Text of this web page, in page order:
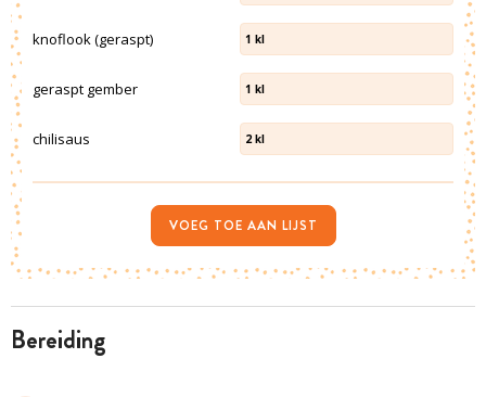
bereiding
knoflook (geraspt) 1 kl
geraspt gember 1 kl
chilisaus 2 kl
VOEG TOE AAN LIJST